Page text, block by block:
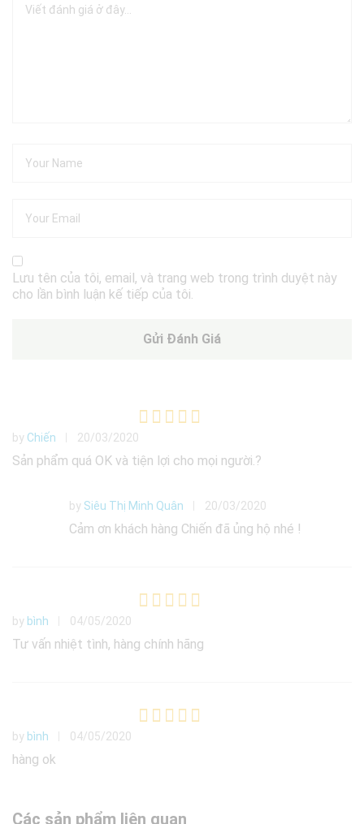
Lưu tên của tôi, email, và trang web trong trình duyệt này
cho lần bình luận kế tiếp của tôi.
Được xếp
hạng55
by Chiến 20/03/2020
Sản phẩm quá OK và tiện lợi cho mọi người.?
by Siêu Thị Minh Quân 20/03/2020
Cảm ơn khách hàng Chiến đã ủng hộ nhé !
hạng 55
by bình 04/05/2020
Tư vấn nhiệt tình, hàng chính hãng
by bình 04/05/2020
hàng ok
Các sản phẩm liên quan